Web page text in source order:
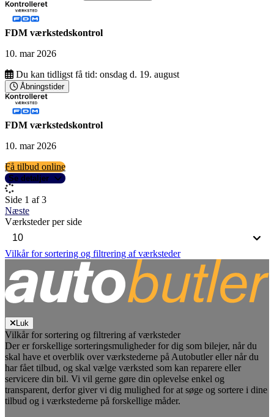
FDM værkstedskontrol
10. mar 2026
Du kan tidligst få tid: onsdag d. 19. august
Åbningstider
FDM værkstedskontrol
10. mar 2026
Få tilbud online
Se detaljer
Side 1 af 3
Næste
Værksteder per side
Vilkår for sortering og filtrering af værksteder
Luk
Vilkår for sortering og filtrering af værksteder
Der er forskellige sorteringsmuligheder for dig som bilejer, når du
skal have et overblik over værkstederne på Autobutler eller når du
har fået tilbud, og skal vælge værksted som kan reparere eller
servicere din bil. Vi vil gerne gøre din oplevelse enkel og
transparent, derfor giver vi dig mulighed for at søge og sortere i dine
tilbud og i værkstederne på forskellige måder.